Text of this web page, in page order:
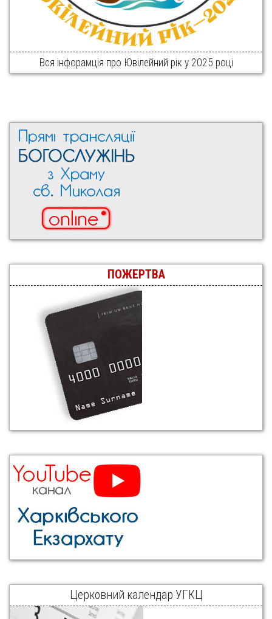
Вся інфорамція про Ювілейний рік у 2025 році
ПОЖЕРТВА
Церковний календар УГКЦ